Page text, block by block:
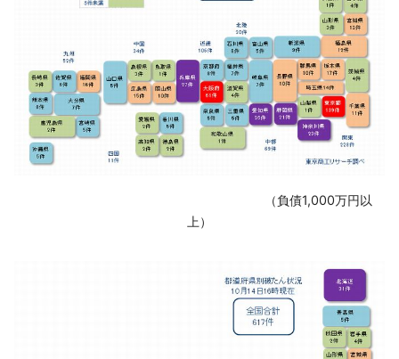
‌ （負債1,000万円以
上）